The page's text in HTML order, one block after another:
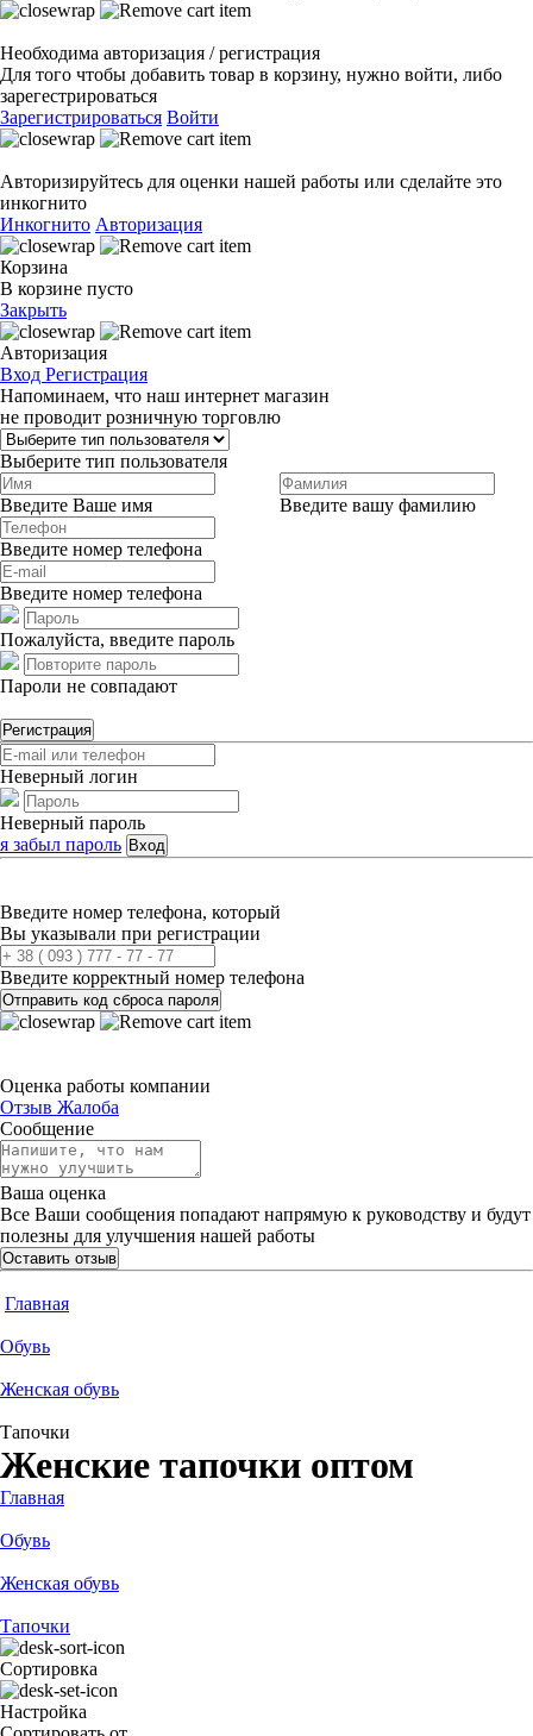
Необходима авторизация / регистрация
Для того чтобы добавить товар в корзину, нужно войти, либо
зарегестрироваться
Зарегистрироваться Войти
Авторизируйтесь для оценки нашей работы или сделайте это
инкогнито
Инкогнито Авторизация
Корзина
В корзине пусто
Закрыть
Авторизация
Вход Регистрация
Напоминаем, что наш интернет магазин
не проводит розничную торговлю
Выберите тип пользователя
Введите Ваше имя Введите вашу фамилию
Введите номер телефона
Введите номер телефона
Пожалуйста, введите пароль
Пароли не совпадают
Регистрация
Неверный логин
Неверный пароль
я забыл пароль Вход
Введите номер телефона, который
Вы указывали при регистрации
Введите корректный номер телефона
Отправить код сброса пароля
Оценка работы компании
Отзыв Жалоба
Сообщение
Ваша оценка
Все Ваши сообщения попадают напрямую к руководству и будут
полезны для улучшения нашей работы
Оставить отзыв
Главная
Обувь
Женская обувь
Тапочки
Женские тапочки оптом
Главная
Обувь
Женская обувь
Тапочки
Сортировка
Настройка